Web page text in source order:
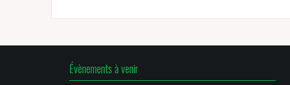
Évènements à venir